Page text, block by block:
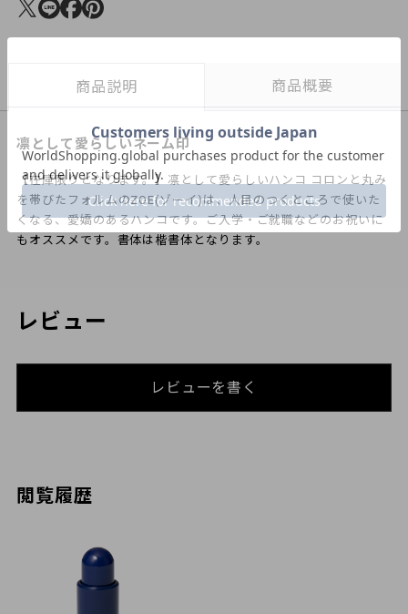
商品説明 商品概要
凛として愛らしいネーム印
【在庫限りとなります。】凛として愛らしいハンコ コロンと丸み
を帯びたフォルムのZOE(ゾーイ)は、人目のつくところで使いた
くなる、愛嬌のあるハンコです。ご入学・ご就職などのお祝いに
もオススメです。書体は楷書体となります。
レビュー
レビューを書く
閲覧履歴